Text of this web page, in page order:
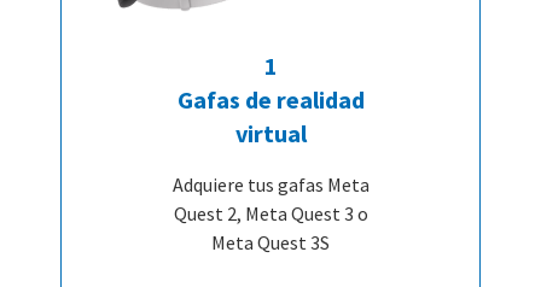
1
Gafas de realidad
virtual
Adquiere tus gafas Meta
Quest 2, Meta Quest 3 o
Meta Quest 3S